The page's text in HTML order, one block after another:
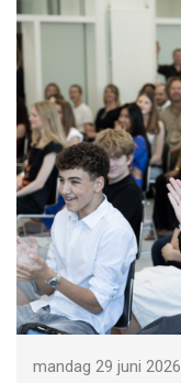
mandag 29 juni 2026